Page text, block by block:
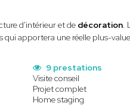
d'intérieur et de décoration.
qui apportera une réelle plus-
9 prestations
Visite conseil
Projet complet
Home staging